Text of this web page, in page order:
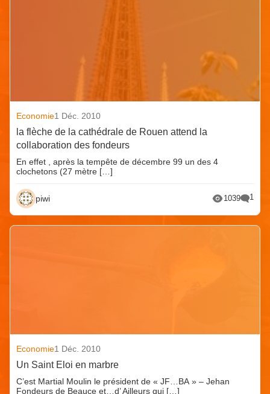
Economie1 Déc. 2010
la flèche de la cathédrale de Rouen attend la
collaboration des fondeurs
En effet , après la tempête de décembre 99 un des 4
clochetons (27 mètre […]
piwi 1039 1
Economie1 Déc. 2010
Un Saint Eloi en marbre
C’est Martial Moulin le président de « JF…BA » – Jehan
Fondeurs de Beauce et…d’ Ailleurs qui […]